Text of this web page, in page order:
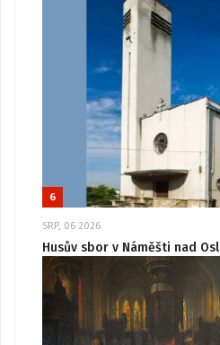
6
SRP, 06 2026
Husův sbor v Náměšti nad